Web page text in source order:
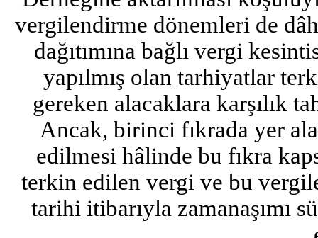
vergilendirme dönemleri de
dağıtımına bağlı vergi
yapılmış olan tarhiyatlar
gereken alacaklara karşılık
Ancak, birinci fıkrada yer
edilmesi hâlinde bu fıkra
terkin edilen vergi ve bu
tarihi itibarıyla zamanaşımı